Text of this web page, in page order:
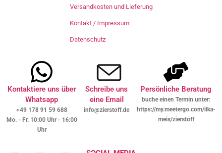
Versandkosten und Lieferung
Kontakt / Impressum
Datenschutz
Kontaktiere uns über
Whatsapp
+49 178 91 59 688
Mo. - Fr. 10:00 Uhr - 16:00
Uhr
Schreibe uns
eine Email
info@zierstoff.de
Persönliche Beratung
buche einen Termin unter:
https://my.meetergo.com/ilka-
meis/zierstoff